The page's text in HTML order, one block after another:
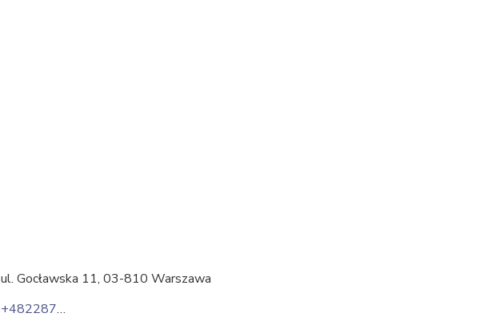
ul. Gocławska 11, 03-810 Warszawa
+48228701157